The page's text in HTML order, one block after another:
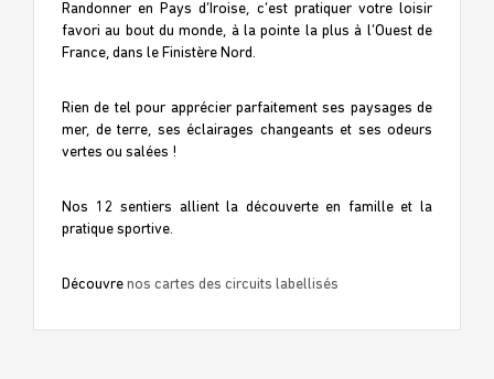
Randonner en Pays d’Iroise, c’est pratiquer votre loisir
favori au bout du monde, à la pointe la plus à l’Ouest de
France, dans le Finistère Nord.
Rien de tel pour apprécier parfaitement ses paysages de
mer, de terre, ses éclairages changeants et ses odeurs
vertes ou salées !
Nos 12 sentiers allient la découverte en famille et la
pratique sportive.
Découvre nos cartes des circuits labellisés